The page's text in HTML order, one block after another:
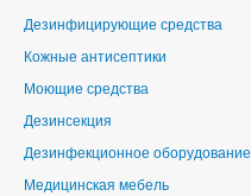
Дезинфицирующие средства
Кожные антисептики
Моющие средства
Дезинсекция
Дезинфекционное оборудование
Медицинская мебель